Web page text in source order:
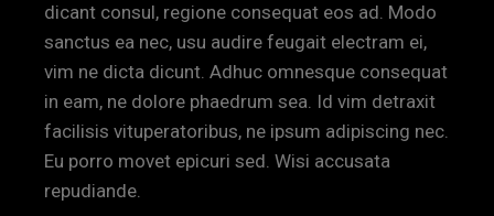
dicant consul, regione consequat eos ad. Modo
sanctus ea nec, usu audire feugait electram ei,
vim ne dicta dicunt. Adhuc omnesque consequat
in eam, ne dolore phaedrum sea. Id vim detraxit
facilisis vituperatoribus, ne ipsum adipiscing nec.
Eu porro movet epicuri sed. Wisi accusata
repudiande.